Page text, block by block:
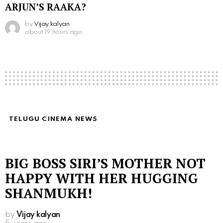
ARJUN’S RAAKA?
by Vijay kalyan
about 19 hours ago
TELUGU CINEMA NEWS
BIG BOSS SIRI’S MOTHER NOT
HAPPY WITH HER HUGGING
SHANMUKH!
by Vijay kalyan